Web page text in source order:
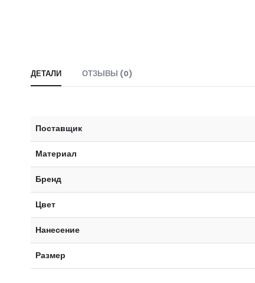
ДЕТАЛИ ОТЗЫВЫ (0)
Поставщик
Материал
Бренд
Цвет
Нанесение
Размер